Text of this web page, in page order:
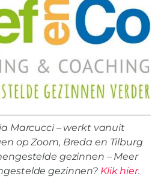
Marcucci – werkt vanuit
op Zoom, Breda en Tilburg
gezinnen – Meer
gezinnen? Klik hier.